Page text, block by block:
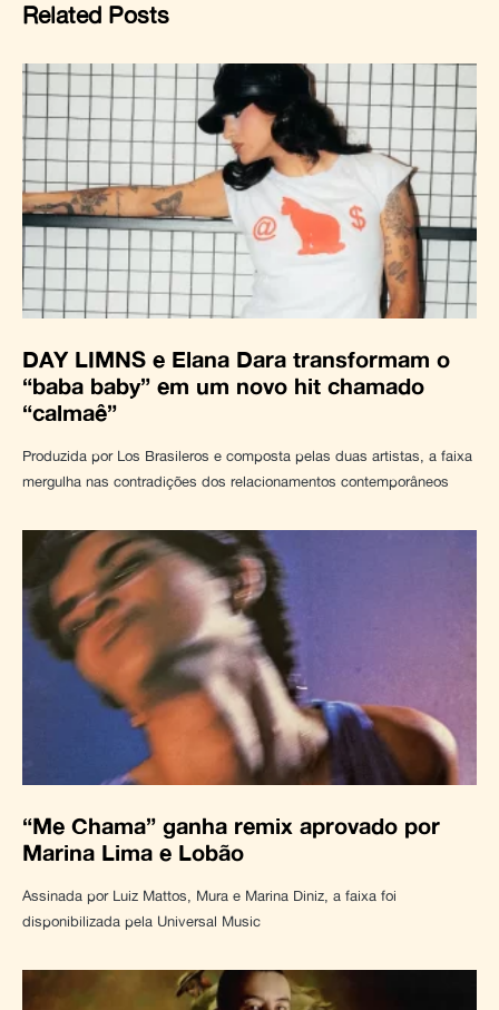
Related Posts
DAY LIMNS e Elana Dara transformam o
“baba baby” em um novo hit chamado
“calmaê”
Produzida por Los Brasileros e composta pelas duas artistas, a faixa
mergulha nas contradições dos relacionamentos contemporâneos
“Me Chama” ganha remix aprovado por
Marina Lima e Lobão
Assinada por Luiz Mattos, Mura e Marina Diniz, a faixa foi
disponibilizada pela Universal Music